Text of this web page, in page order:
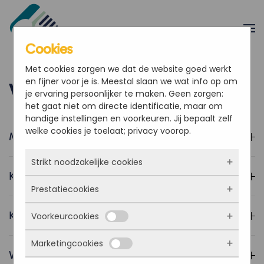
Veelgestelde vragen
Moet ik dit verkopen aan mijn klanten?
Kan een klant betalen via Mollie?
Krijg ik begeleiding bij het opstarten?
Waar kan ik terecht met vragen?
Cookies
Met cookies zorgen we dat de website goed werkt
en fijner voor je is. Meestal slaan we wat info op om
je ervaring persoonlijker te maken. Geen zorgen:
het gaat niet om directe identificatie, maar om
handige instellingen en voorkeuren. Jij bepaalt zelf
welke cookies je toelaat; privacy voorop.
Strikt noodzakelijke cookies
Deze cookies zorgen ervoor dat de website
überhaupt werkt. Ze zijn dus altijd actief en
kunnen niet worden uitgezet. Meestal worden
ze alleen geplaatst als jij iets doet, zoals
inloggen, een formulier invullen of je
privacyvoorkeuren opslaan. Je kunt je browser
Prestatiecookies
Met deze cookies zien we hoe vaak onze site
bezocht wordt, waar bezoekers vandaan
komen en welke pagina’s populair zijn. Zo
kunnen we de website blijven verbeteren.
Voorkeurcookies
Deze cookies onthouden jouw voorkeuren.
Bijvoorbeeld taalkeuze of ingevulde gegevens.
Marketingcookies